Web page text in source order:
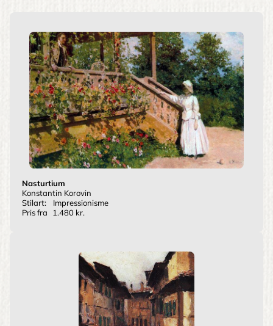
Nasturtium
Konstantin Korovin
Stilart:
Impressionisme
Pris fra
1.480 kr.